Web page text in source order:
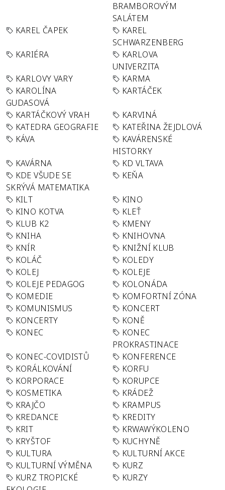
BRAMBOROVÝM
SALÁTEM
KAREL ČAPEK
KAREL
SCHWARZENBERG
KARIÉRA
KARLOVA
UNIVERZITA
KARLOVY VARY
KARMA
KAROLÍNA
GUDASOVÁ
KARTÁČEK
KARTÁČKOVÝ VRAH
KARVINÁ
KATEDRA GEOGRAFIE
KATEŘINA ŽEJDLOVÁ
KÁVA
KAVÁRENSKÉ
HISTORKY
KAVÁRNA
KD VLTAVA
KDE VŠUDE SE
SKRÝVÁ MATEMATIKA
KEŇA
KILT
KINO
KINO KOTVA
KLEŤ
KLUB K2
KMENY
KNIHA
KNIHOVNA
KNÍR
KNIŽNÍ KLUB
KOLÁČ
KOLEDY
KOLEJ
KOLEJE
KOLEJE PEDAGOG
KOLONÁDA
KOMEDIE
KOMFORTNÍ ZÓNA
KOMUNISMUS
KONCERT
KONCERTY
KONĚ
KONEC
KONEC
PROKRASTINACE
KONEC-COVIDISTŮ
KONFERENCE
KORÁLKOVÁNÍ
KORFU
KORPORACE
KORUPCE
KOSMETIKA
KRÁDEŽ
KRAJČO
KRAMPUS
KREDANCE
KREDITY
KRIT
KRWAWÝKOLENO
KRYŠTOF
KUCHYNĚ
KULTURA
KULTURNÍ AKCE
KULTURNÍ VÝMĚNA
KURZ
KURZ TROPICKÉ
KURZY